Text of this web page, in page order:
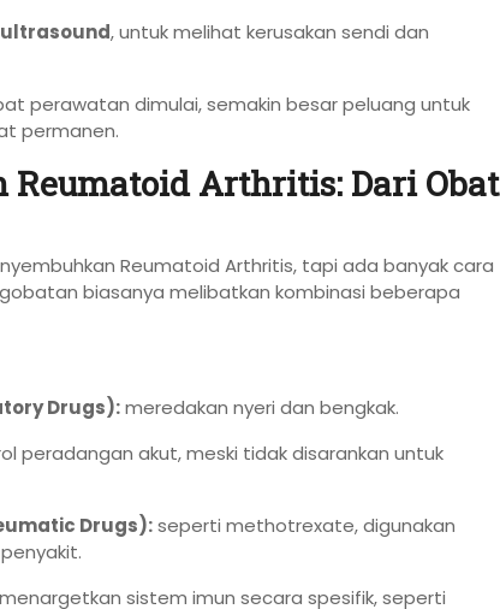
ultrasound, untuk melihat kerusakan sendi dan
perawatan dimulai, semakin besar peluang untuk
permanen.
Reumatoid Arthritis: Dari Obat
Reumatoid Arthritis, tapi ada banyak cara
biasanya melibatkan kombinasi beberapa
Drugs):meredakan nyeri dan bengkak.
peradangan akut, meski tidak disarankan untuk
Drugs):seperti methotrexate, digunakan
sistem imun secara spesifik, seperti